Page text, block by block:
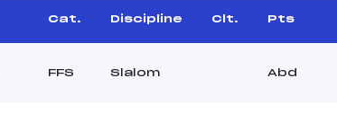
Cat. Discipline Clt. Pts
FFS Slalom Abd